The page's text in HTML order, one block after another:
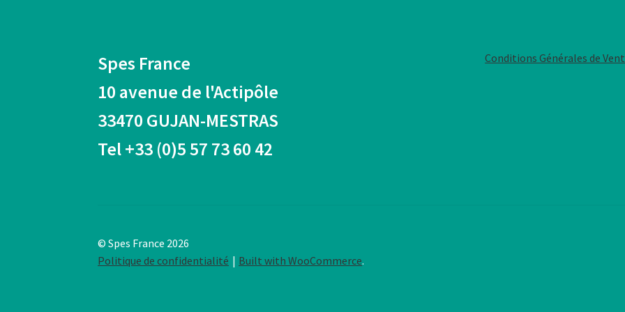
Spes France
10 avenue de l'Actipôle
33470 GUJAN-MESTRAS
Tel +33 (0)5 57 73 60 42
Conditions Générales de
© Spes France 2026
Politique de confidentialité
Built with WooCommerce.